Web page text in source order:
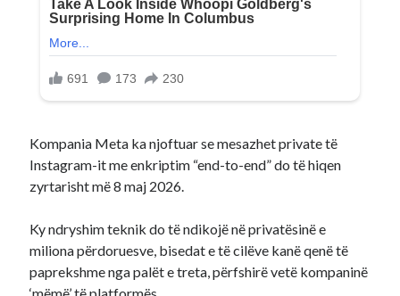
Kompania Meta ka njoftuar se mesazhet private të
Instagram-it me enkriptim “end-to-end” do të hiqen
zyrtarisht më 8 maj 2026.
Ky ndryshim teknik do të ndikojë në privatësinë e
miliona përdoruesve, bisedat e të cilëve kanë qenë të
paprekshme nga palët e treta, përfshirë vetë kompaninë